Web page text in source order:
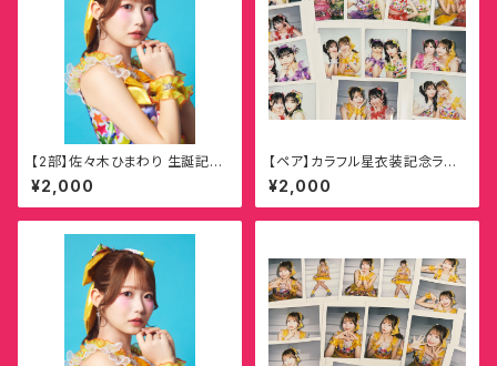
【2部】佐々木ひまわり 生誕記念
オンラインチェキ
¥2,000
【ペア】カラフル星衣装記念ラン
ダムチェキ
¥2,000